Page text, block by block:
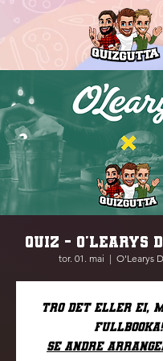
QUIZ - O'LEARYS
tor. 01. mai
  |
O'Learys
Tro det eller ei,
fullbooka!
Se andre